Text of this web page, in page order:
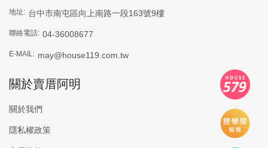
地址: 台中市南屯區向上南路一段163號9樓
聯絡電話: 04-36008677
E-MAIL: may@house119.com.tw
關於賣厝阿明
關於我們
隱私權政策